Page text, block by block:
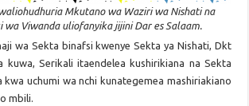
Mkutano wa Waziri wa Nishati na
wa Viwanda uliofanyika jijini Dar es Salaam.
wa Sekta binafsi kwenye Sekta ya Nishati, Dkt
kuwa, Serikali itaendelea kushirikiana na Sekta
kwa uchumi wa nchi kunategemea mashiriakiano
mbili.